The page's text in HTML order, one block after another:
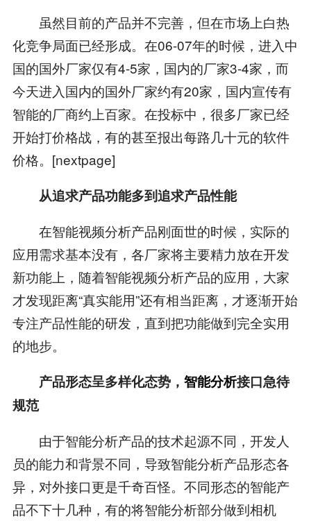
虽然目前的产品并不完善，但在市场上白热
化竞争局面已经形成。在06-07年的时候，进入中
国的国外厂家仅有4-5家，国内的厂家3-4家，而
今天进入国内的国外厂家约有20家，国内宣传有
智能的厂商约上百家。在投标中，很多厂家已经
开始打价格战，有的甚至报出每路几十元的软件
价格。[nextpage]
从追求产品功能多到追求产品性能
在智能视频分析产品刚面世的时候，实际的
应用需求基本没有，各厂家将主要精力放在开发
新功能上，随着智能视频分析产品的应用，大家
才发现距离“真实能用”还有相当距离，才逐渐开始
专注产品性能的研发，直到把功能做到完全实用
的地步。
产品形态呈多样化态势， 智能分析接口急待
规范
由于智能分析产品的技术起源不同，开发人
员的能力和背景不同，导致智能分析产品形态各
异，对外接口更是千奇百怪。不同形态的智能产
品不下十几种，有的将智能分析部分做到相机